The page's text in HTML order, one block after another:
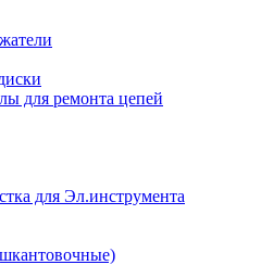
для ремонта цепей
для Эл.инструмента